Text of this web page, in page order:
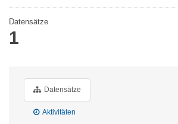
Datensätze
1
Datensätze
Aktivitäten